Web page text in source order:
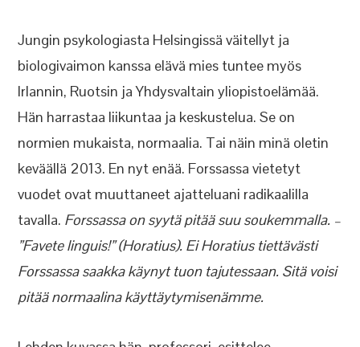
Jungin psykologiasta Helsingissä väitellyt ja
biologivaimon kanssa elävä mies tuntee myös
Irlannin, Ruotsin ja Yhdysvaltain yliopistoelämää.
Hän harrastaa liikuntaa ja keskustelua. Se on
normien mukaista, normaalia. Tai näin minä oletin
keväällä 2013. En nyt enää. Forssassa vietetyt
vuodet ovat muuttaneet ajatteluani radikaalilla
tavalla. Forssassa on syytä pitää suu soukemmalla. –
”Favete linguis!” (Horatius). Ei Horatius tiettävästi
Forssassa saakka käynyt tuon tajutessaan. Sitä voisi
pitää normaalina käyttäytymisenämme.